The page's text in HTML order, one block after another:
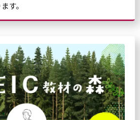
す。